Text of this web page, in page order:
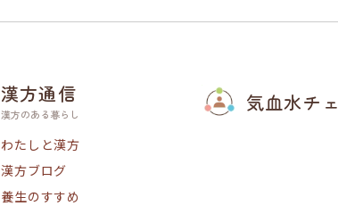
漢方通信
漢方のある暮らし
わたしと漢方
漢方ブログ
養生のすすめ
気血水チ